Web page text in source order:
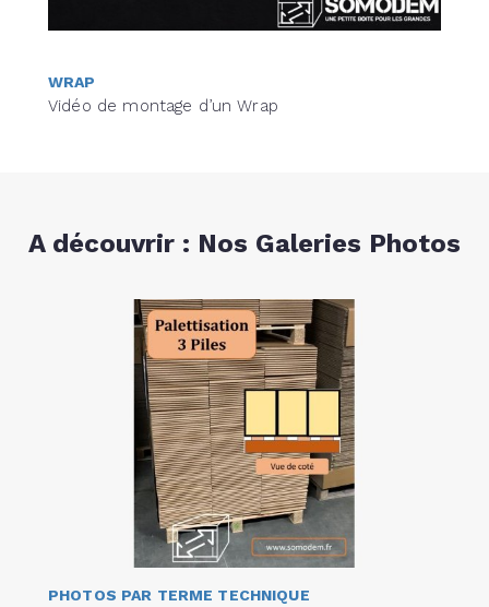
WRAP
Vidéo de montage d’un Wrap
A découvrir : Nos Galeries Photos
PHOTOS PAR TERME TECHNIQUE